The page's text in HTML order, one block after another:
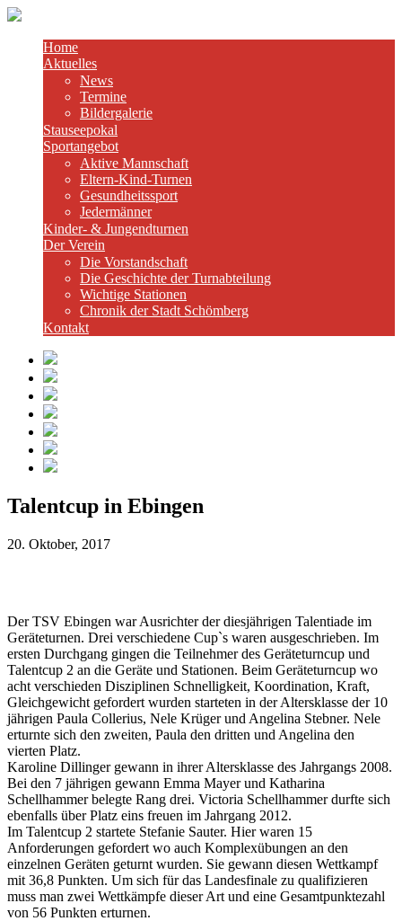
Home
Aktuelles
News
Termine
Bildergalerie
Stauseepokal
Sportangebot
Aktive Mannschaft
Eltern-Kind-Turnen
Gesundheitssport
Jedermänner
Kinder- & Jungendturnen
Der Verein
Die Vorstandschaft
Die Geschichte der Turnabteilung
Wichtige Stationen
Chronik der Stadt Schömberg
Kontakt
Talentcup in Ebingen
20. Oktober, 2017
Der TSV Ebingen war Ausrichter der diesjährigen Talentiade im
Geräteturnen. Drei verschiedene Cup`s waren ausgeschrieben. Im
ersten Durchgang gingen die Teilnehmer des Geräteturncup und
Talentcup 2 an die Geräte und Stationen. Beim Geräteturncup wo
acht verschieden Disziplinen Schnelligkeit, Koordination, Kraft,
Gleichgewicht gefordert wurden starteten in der Altersklasse der 10
jährigen Paula Collerius, Nele Krüger und Angelina Stebner. Nele
erturnte sich den zweiten, Paula den dritten und Angelina den
vierten Platz.
Karoline Dillinger gewann in ihrer Altersklasse des Jahrgangs 2008.
Bei den 7 jährigen gewann Emma Mayer und Katharina
Schellhammer belegte Rang drei. Victoria Schellhammer durfte sich
ebenfalls über Platz eins freuen im Jahrgang 2012.
Im Talentcup 2 startete Stefanie Sauter. Hier waren 15
Anforderungen gefordert wo auch Komplexübungen an den
einzelnen Geräten geturnt wurden. Sie gewann diesen Wettkampf
mit 36,8 Punkten. Um sich für das Landesfinale zu qualifizieren
muss man zwei Wettkämpfe dieser Art und eine Gesamtpunktezahl
von 56 Punkten erturnen.